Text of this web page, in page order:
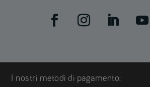
I nostri metodi di pagamento: